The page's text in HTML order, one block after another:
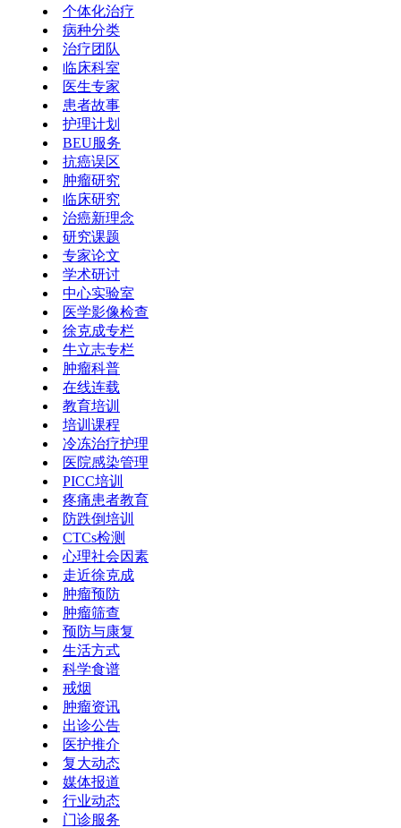
个体化治疗
病种分类
治疗团队
临床科室
医生专家
患者故事
护理计划
BEU服务
抗癌误区
肿瘤研究
临床研究
治癌新理念
研究课题
专家论文
学术研讨
中心实验室
医学影像检查
徐克成专栏
牛立志专栏
肿瘤科普
在线连载
教育培训
培训课程
冷冻治疗护理
医院感染管理
PICC培训
疼痛患者教育
防跌倒培训
CTCs检测
心理社会因素
走近徐克成
肿瘤预防
肿瘤筛查
预防与康复
生活方式
科学食谱
戒烟
肿瘤资讯
出诊公告
医护推介
复大动态
媒体报道
行业动态
门诊服务